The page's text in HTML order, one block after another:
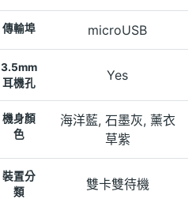
傳輸埠 microUSB
3.5mm
耳機孔
Yes
機身顏
色
海洋藍, 石墨灰, 薰衣
草紫
裝置分
類
雙卡雙待機